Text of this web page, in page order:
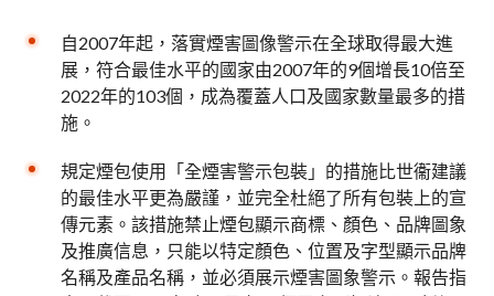
自2007年起，落實煙害圖像警示在全球取得最大進
展，符合最佳水平的國家由2007年的9個增長10倍至
2022年的103個，成為覆蓋人口及國家數量最多的措
施。
規定煙包使用「全煙害警示包裝」的措施比世衞建議
的最佳水平更為嚴謹，並完全杜絕了所有包裝上的宣
傳元素。該措施禁止煙包顯示商標、顏色、品牌圖象
及推廣信息，只能以特定顏色、位置及字型顯示品牌
名稱及產品名稱，並必須展示煙害圖象警示。報告指